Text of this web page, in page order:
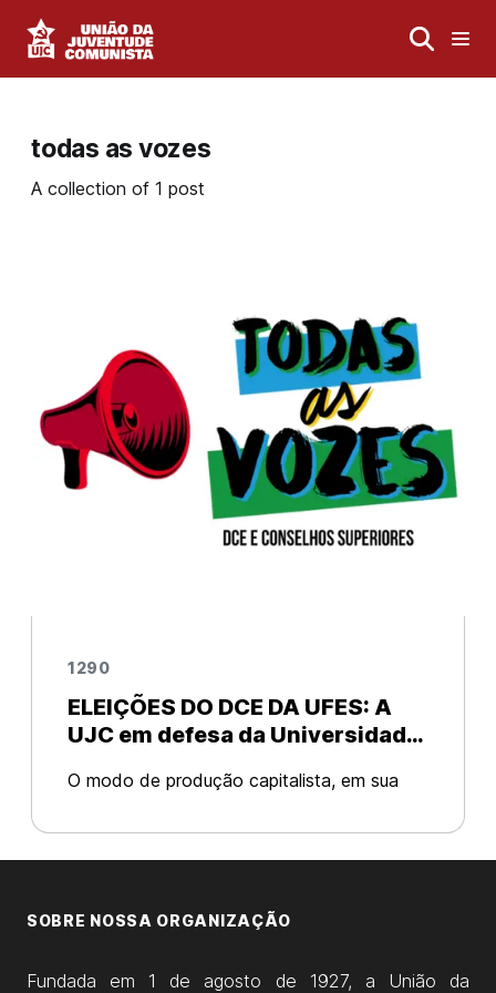
todas as vozes
A collection of 1 post
1290
ELEIÇÕES DO DCE DA UFES: A
UJC em defesa da Universidade
direita
O modo de produção capitalista, em sua
Brasil. Os pacotes de “reformas” impostos
pelo rentismo são acatados pelo governo
SOBRE NOSSA ORGANIZAÇÃO
Fundada em 1 de agosto de 1927, a União da